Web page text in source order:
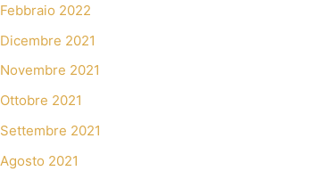
Febbraio 2022
Dicembre 2021
Novembre 2021
Ottobre 2021
Settembre 2021
Agosto 2021